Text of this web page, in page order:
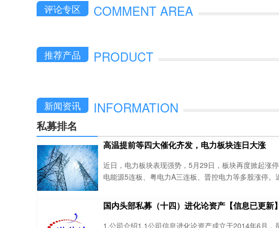
评论专区 COMMENT AREA
推荐产品 PRODUCT
新闻资讯 INFORMATION
私募排名
高温提前等四大催化齐发，电力板块连日大涨
近日，电力板块表现强势，5月29日，板块再度掀起涨
电能源5连板、粤电力A三连板、晋控电力等多股涨停。
显走强，受到了几大因素的催化：1、受到厄尔尼诺现
季高温提前到来；5月末，南方电网全网及南方五省区负
创历史新高，较往年提前近一个月打破峰值。2、绿电与
进程加快，5月迎来了《关于促进人工智能与能源双向
国内头部私募（十四）进化论资产【信息已更新】
1.公司介绍1.1公司信息进化论资产成立于2014年6月，